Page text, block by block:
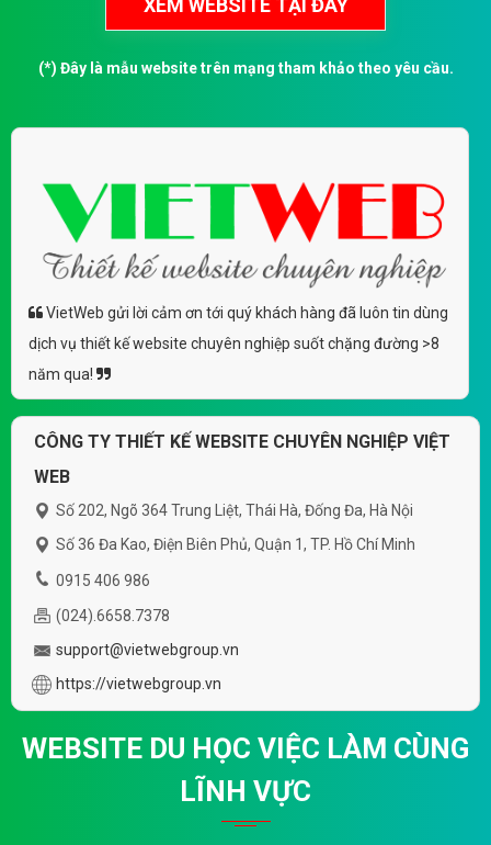
(*) Đây là mẫu website trên mạng tham khảo theo yêu cầu.
VietWeb gửi lời cảm ơn tới quý khách hàng đã luôn tin dùng
dịch vụ thiết kế website chuyên nghiệp suốt chặng đường >8
năm qua!
CÔNG TY THIẾT KẾ WEBSITE CHUYÊN NGHIỆP VIỆT
WEB
Số 202, Ngõ 364 Trung Liệt, Thái Hà, Đống Đa, Hà Nội
Số 36 Đa Kao, Điện Biên Phủ, Quận 1, TP. Hồ Chí Minh
0915 406 986
(024).6658.7378
support@vietwebgroup.vn
https://vietwebgroup.vn
WEBSITE DU HỌC VIỆC LÀM CÙNG
LĨNH VỰC